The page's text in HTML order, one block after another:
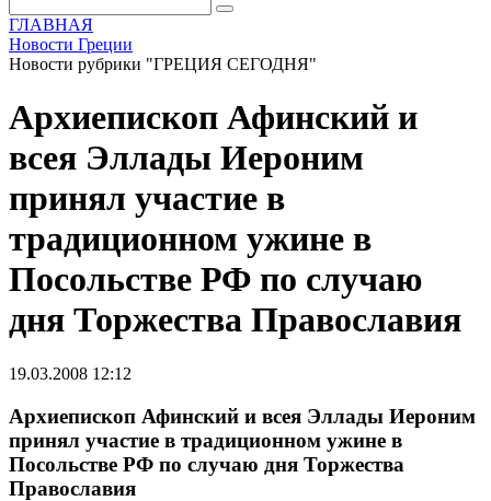
ГЛАВНАЯ
Новости Греции
Новости рубрики "ГРЕЦИЯ СЕГОДНЯ"
Архиепископ Афинский и
всея Эллады Иероним
принял участие в
традиционном ужине в
Посольстве РФ по случаю
дня Торжества Православия
19.03.2008 12:12
Архиепископ Афинский и всея Эллады Иероним
принял участие в традиционном ужине в
Посольстве РФ по случаю дня Торжества
Православия